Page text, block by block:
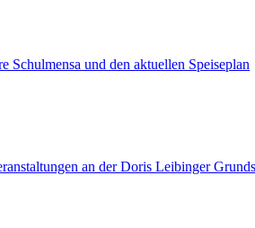
Schulmensa und den aktuellen Speiseplan
an der Doris Leibinger